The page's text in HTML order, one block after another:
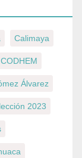
Calimaya
CODHEM
Álvarez
2023